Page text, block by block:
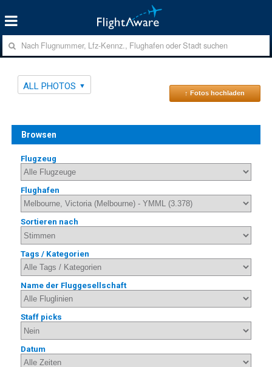
ALL PHOTOS
↑ Fotos hochladen
Browsen
Flugzeug
Flughafen
Sortieren nach
Tags / Kategorien
Name der Fluggesellschaft
Staff picks
Datum